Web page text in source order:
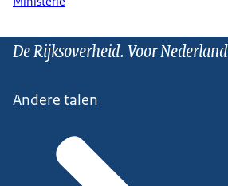
De Rijksoverheid. Voor Nederland
Andere talen